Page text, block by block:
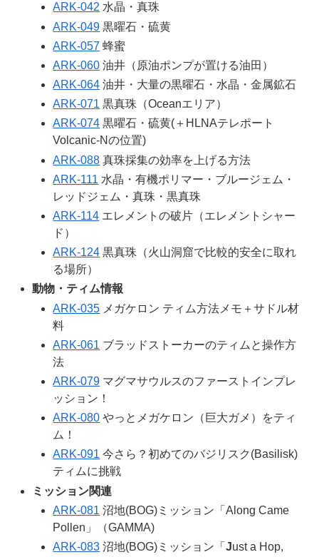
ARK-042 水晶・真珠
ARK-049 黒曜石・硫黄
ARK-057 蜂蜜
ARK-060 油井（原油ポンプが置ける油田）
ARK-064 油井・大量の黒曜石・水晶・金属鉱石
ARK-071 黒真珠（Oceanエリア）
ARK-074 黒曜石・硫黄(＋HLNAテレポート
Volcanic-Nの位置)
ARK-088 真珠採集の効率を上げる方法
ARK-111 水晶・有機ポリマー・ブルージェム・
レッドジェム・真珠・黒真珠
ARK-114 エレメントの破片（エレメントシャー
ド）
ARK-124 黒真珠（火山洞窟で比較的安全に取れ
る場所）
動物・ティム情報
ARK-035 メガケロン ティム方法メモ＋サドル材
料
ARK-061 ブラッドストーカーのティムと操作方
法
ARK-079 マグマサウルスのファーストインプレ
ッション！
ARK-080 やっとメガケロン（巨大ガメ）をティ
ム！
ARK-091 今さら？初めてのバジリスク(Basilisk)
ティムに挑戦
ミッション関連
ARK-081 沼地(BOG)ミッション「Along Came
Pollen」（GAMMA)
ARK-083 沼地(BOG)ミッション「Just a Hop,